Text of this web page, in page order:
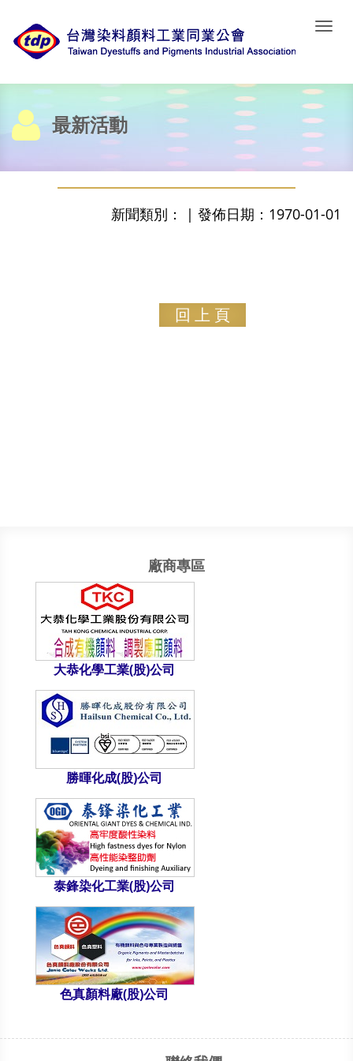
最新活動
新聞類別： | 發佈日期：1970-01-01
回 上 頁
廠商專區
大恭化學工業(股)公司
勝暉化成(股)公司
泰鋒染化工業(股)公司
色真顏料廠(股)公司